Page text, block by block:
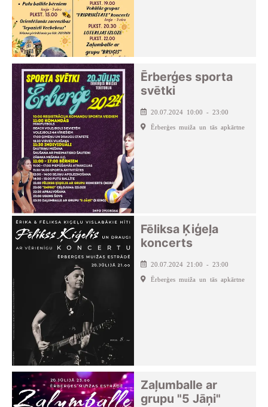
Ērberģes sporta
svētki
20.07.2024 10:00 - 23:00
Ērberģes muiža un tās apkārtne
Fēliksa Ķiģeļa
koncerts
20.07.2024 21:00 - 23:00
Ērberģes muiža un tās apkārtne
Zaļumballe ar
grupu "5 Jāņi"